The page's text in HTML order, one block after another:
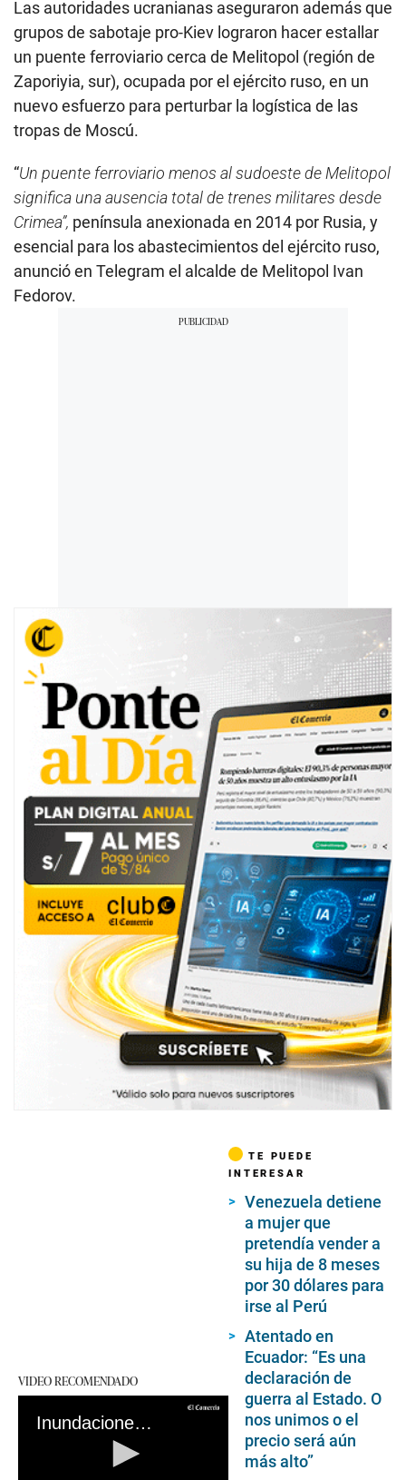
Las autoridades ucranianas aseguraron además que
grupos de sabotaje pro-Kiev lograron hacer estallar
un puente ferroviario cerca de Melitopol (región de
Zaporiyia, sur), ocupada por el ejército ruso, en un
nuevo esfuerzo para perturbar la logística de las
tropas de Moscú.
“Un puente ferroviario menos al sudoeste de Melitopol
significa una ausencia total de trenes militares desde
Crimea”, península anexionada en 2014 por Rusia, y
esencial para los abastecimientos del ejército ruso,
anunció en Telegram el alcalde de Melitopol Ivan
Fedorov.
VIDEO RECOMENDADO
Inundaciones en Corea del Sur: lluvias históricas y trágicas dejan víctimas mortales
TE PUEDE
INTERESAR
Venezuela detiene
a mujer que
pretendía vender a
su hija de 8 meses
por 30 dólares para
irse al Perú
Atentado en
Ecuador: “Es una
declaración de
guerra al Estado. O
nos unimos o el
precio será aún
más alto”